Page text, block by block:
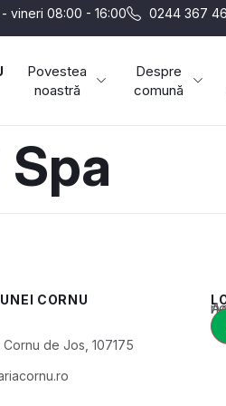
vineri 08:00 - 16:00 0244 367
Povestea
noastră
Despre
comună
Spa
CORNU
Cornu de Jos, 107175
Acest conținut